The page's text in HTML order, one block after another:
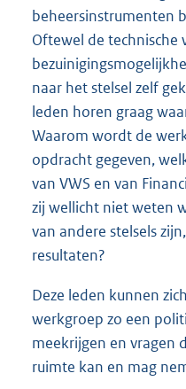
beheersinstrumenten
Oftewel de
naar het stelsel zelf
leden horen graag
Waarom wordt de
opdracht gegeven,
van VWS en van
zij wellicht niet weten
van andere stelsels
resultaten?
Deze leden kunnen
werkgroep zo een
meekrijgen en vragen
ruimte kan en mag